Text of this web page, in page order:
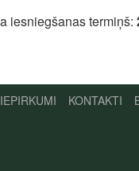
iesniegšanas termiņš:
IEPIRKUMI KONTAKTI